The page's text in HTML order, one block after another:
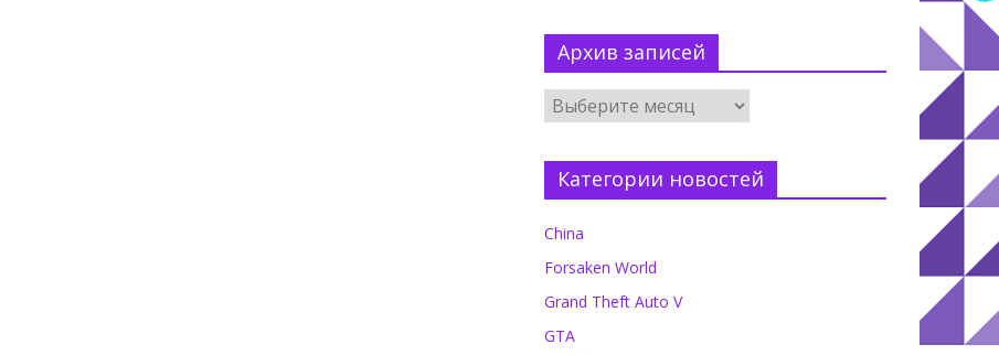
Архив записей
Категории новостей
China
Forsaken World
Grand Theft Auto V
GTA